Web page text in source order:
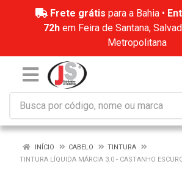
Frete grátis para a Bahia •
72hem Feira de Santana,
Metropolitana
INÍCIO CABELO
TINTURA
TINTURA LÍQUIDA MÁRCIA 3.0 - CASTANHO